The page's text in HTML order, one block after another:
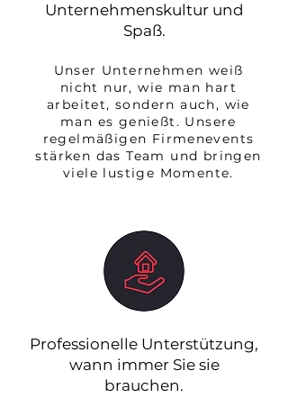
Unternehmenskultur und
Spaß.
Unser Unternehmen weiß
nicht nur, wie man hart
arbeitet, sondern auch, wie
man es genießt. Unsere
regelmäßigen Firmenevents
stärken das Team und bringen
viele lustige Momente.
Professionelle Unterstützung,
wann immer Sie sie
brauchen.